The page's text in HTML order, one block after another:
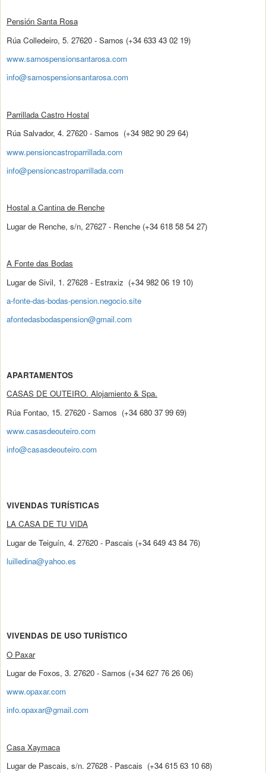
Pensión Santa Rosa
Rúa Colledeiro, 5. 27620 - Samos (+34 633 43 02 19)
www.samospensionsantarosa.com
info@samospensionsantarosa.com
Parrillada Castro Hostal
Rúa Salvador, 4. 27620 - Samos (+34 982 90 29 64)
www.pensioncastroparrillada.com
info@pensioncastroparrillada.com
Hostal a Cantina de Renche
Lugar de Renche, s/n, 27627 - Renche (+34 618 58 54 27)
A Fonte das Bodas
Lugar de Sivil, 1. 27628 - Estraxiz (+34 982 06 19 10)
a-fonte-das-bodas-pension.negocio.site
afontedasbodaspension@gmail.com
APARTAMENTOS
CASAS DE OUTEIRO. Alojamiento & Spa.
Rúa Fontao, 15. 27620 - Samos (+34 680 37 99 69)
www.casasdeouteiro.com
info@casasdeouteiro.com
VIVENDAS TURÍSTICAS
LA CASA DE TU VIDA
Lugar de Teiguín, 4. 27620 - Pascais (+34 649 43 84 76)
luilledina@yahoo.es
VIVENDAS DE USO TURÍSTICO
O Paxar
Lugar de Foxos, 3. 27620 - Samos (+34 627 76 26 06)
www.opaxar.com
info.opaxar@gmail.com
Casa Xaymaca
Lugar de Pascais, s/n. 27628 - Pascais (+34 615 63 10 68)